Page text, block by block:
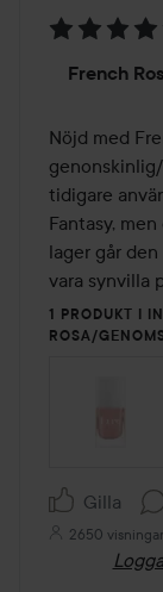
5
French
Nöjd med
tidigare
Fantasy,
lager går
vara synvilla
1 PRODUKT I
ROSA/
Gilla
2650 visningar